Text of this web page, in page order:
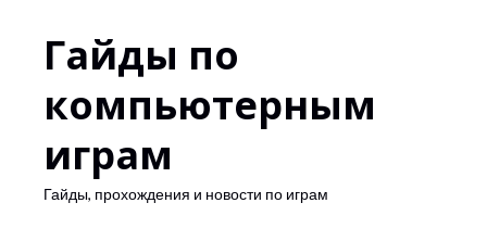
Гайды по
компьютерным
играм
Гайды, прохождения и новости по играм